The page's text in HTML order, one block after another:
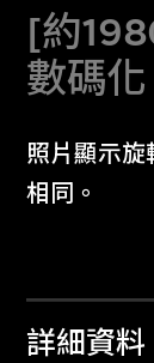
[約
數碼化
照片顯示
相同。
詳細資料